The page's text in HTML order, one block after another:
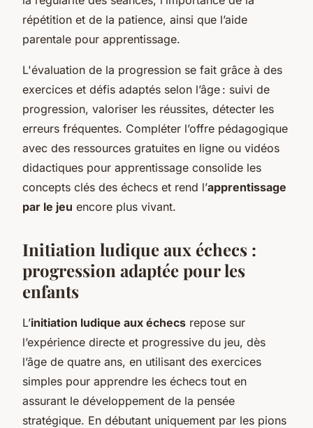
répétition et de la patience, ainsi que l’aide
parentale pour apprentissage.
L'évaluation de la progression se fait grâce à des
exercices et défis adaptés selon l’âge : suivi de
progression, valoriser les réussites, détecter les
erreurs fréquentes. Compléter l’offre pédagogique
avec des ressources gratuites en ligne ou vidéos
didactiques pour apprentissage consolide les
concepts clés des échecs et rend l’apprentissage
par le jeu encore plus vivant.
Initiation ludique aux échecs :
progression adaptée pour les
enfants
L’initiation ludique aux échecs repose sur
l’expérience directe et progressive du jeu, dès
l’âge de quatre ans, en utilisant des exercices
simples pour apprendre les échecs tout en
assurant le développement de la pensée
stratégique. En débutant uniquement par les pions